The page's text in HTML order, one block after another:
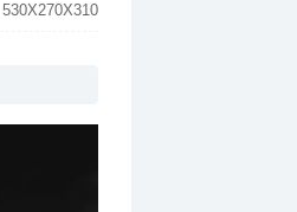
530X270X310